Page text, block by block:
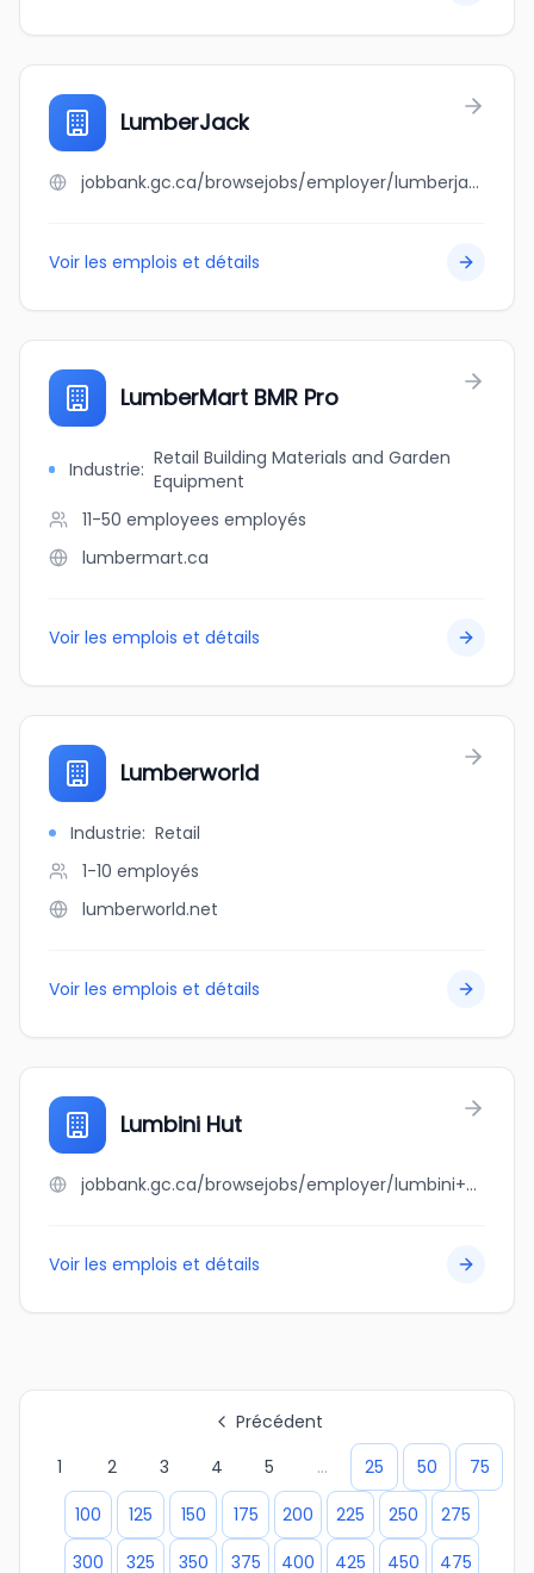
LumberJack
jobbank.gc.ca/browsejobs/employer/lumberjack/ca
Voir les emplois et détails
LumberMart BMR Pro
Industrie: Retail Building Materials and Garden
Equipment
11-50 employees employés
lumbermart.ca
Voir les emplois et détails
Lumberworld
Industrie: Retail
1-10 employés
lumberworld.net
Voir les emplois et détails
Lumbini Hut
jobbank.gc.ca/browsejobs/employer/lumbini+hut/ca
Voir les emplois et détails
Précédent
1
2 3 4 5 ... 25 50
75
100
125 150 175 200 225 250
275
300
325 350 375 400 425 450 475